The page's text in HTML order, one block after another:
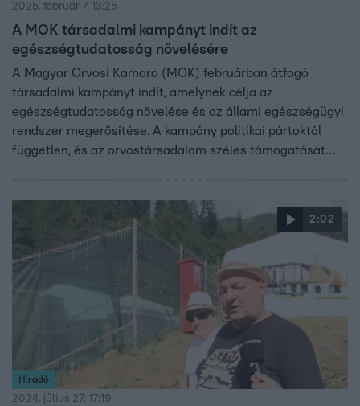
2025. február 7. 13:25
A MOK társadalmi kampányt indít az
egészségtudatosság növelésére
A Magyar Orvosi Kamara (MOK) februárban átfogó
társadalmi kampányt indít, amelynek célja az
egészségtudatosság növelése és az állami egészségügyi
rendszer megerősítése. A kampány politikai pártoktól
független, és az orvostársadalom széles támogatását
Semmelweis Ignác alapelveire támaszkodva.
2:02
Híradó
2024. július 27. 17:19